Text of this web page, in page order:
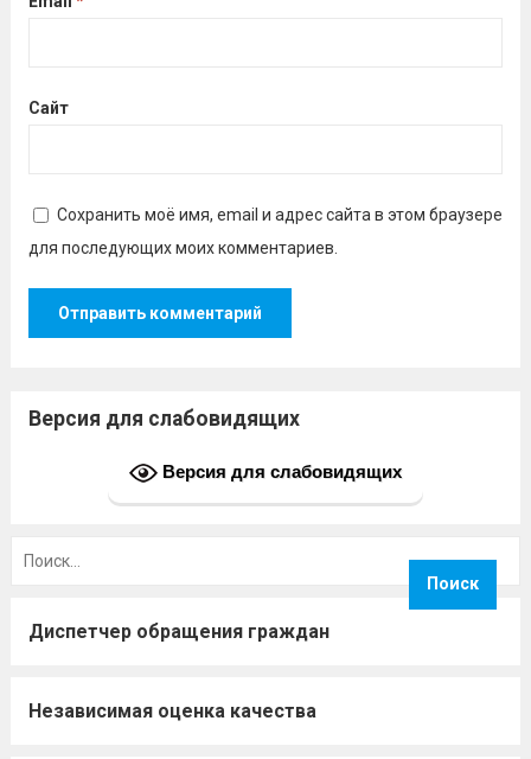
Сайт
Сохранить моё имя, email и адрес сайта в этом браузере
для последующих моих комментариев.
Версия для слабовидящих
Версия для слабовидящих
Диспетчер обращения граждан
Независимая оценка качества